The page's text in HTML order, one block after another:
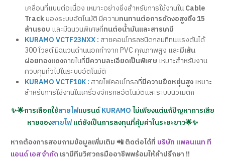
เคลื่อนที่แบบต่อเนื่อง เหมาะอย่างยิ่งสำหรับการใช้งานในCable
Trackของระบบอัตโนมัติ มีความทนทานต่อการดัดงอสูงถึง 15
ล้านรอบ และมีฉนวนพิเศษที่ทนต่อน้ำมันและสารเคมี
KURAMO VCTF23NXX : สายคอนโทรลชนิดกลมที่ทนแรงดันได้
300 โวลต์ มีฉนวนด้านนอกทำจาก PVC คุณภาพสูง และมีเส้น
ฝอยทองแดงภายในที่มีความละเอียดเป็นพิเศษเหมาะสำหรับงาน
ควบคุมทั่วไปในระบบอัตโนมัติ
KURAMO VCTF10K : สายไฟคอนโทรลที่มีความยืดหยุ่นสูงเหมาะ
สำหรับการใช้งานในเครื่องจักรกลอัตโนมัติและระบบนิวเมติก
✨🌟การเลือกใช้สายไฟแบรนด์KURAMOไม่เพียงแต่แก้ปัญหาการเสีย
หายของสายไฟแต่ยังเป็นการลงทุนที่คุ้มค่าในระยะยาว🌟✨
หากต้องการสอบถามข้อมูลเพิ่มเติม 📲 ติดต่อได้ที่ บริษัท แพลนเนท ที
แอนด์ เอส จำกัด เรามีทีมวิศวกรมืออาชีพพร้อมให้คำปรึกษา !!